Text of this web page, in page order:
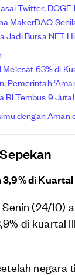
Twitter,
MakerDAO
Jadi Bursa NFT
Melesat 63% di
Pemerintah
RI Tembus 9 Juta!
dengan Aman
di Kuartal
(24/10)
di kuartal